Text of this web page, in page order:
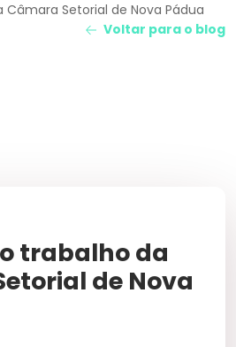
Setorial de Nova Pádua
Voltar para o blog
trabalho da
de Nova